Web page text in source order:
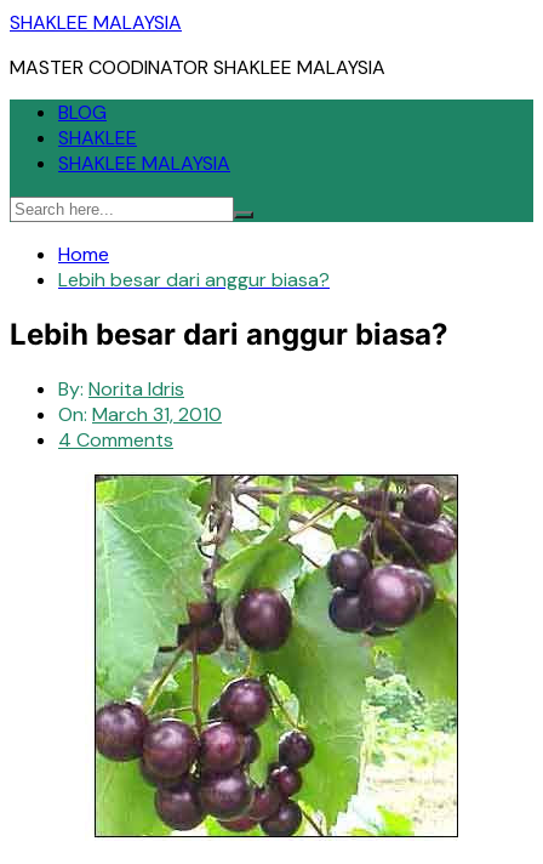
Skip
content
SHAKLEE MALAYSIA
MASTER COODINATOR SHAKLEE MALAYSIA
BLOG
SHAKLEE
SHAKLEE MALAYSIA
Home
Lebih besar dari anggur biasa?
Lebih besar dari anggur biasa?
By: Norita Idris
On: March 31, 2010
4 Comments